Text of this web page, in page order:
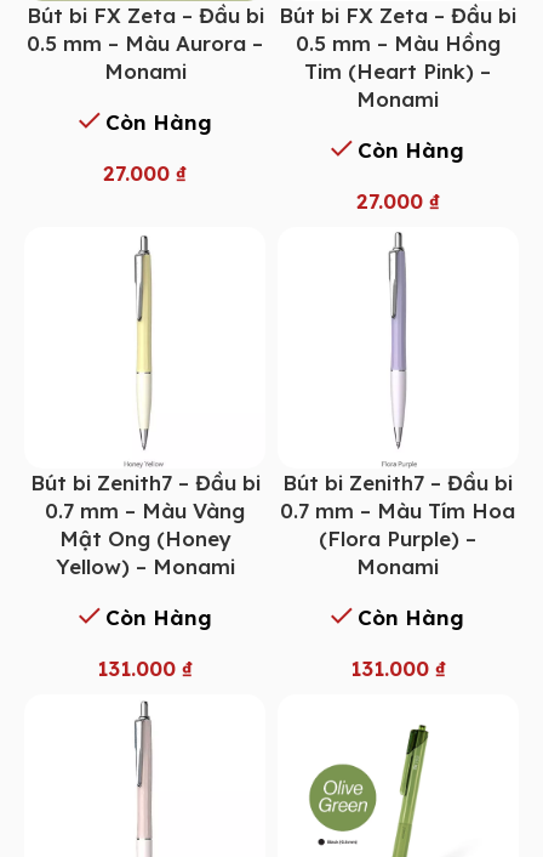
Bút bi FX Zeta – Đầu bi
0.5 mm – Màu Aurora –
Monami
Còn Hàng
27.000 ₫
Bút bi FX Zeta – Đầu bi
0.5 mm – Màu Hồng
Tim (Heart Pink) –
Monami
Còn Hàng
27.000 ₫
Bút bi Zenith7 – Đầu bi
0.7 mm – Màu Vàng
Mật Ong (Honey
Yellow) – Monami
Còn Hàng
131.000 ₫
Bút bi Zenith7 – Đầu bi
0.7 mm – Màu Tím Hoa
(Flora Purple) –
Monami
Còn Hàng
131.000 ₫